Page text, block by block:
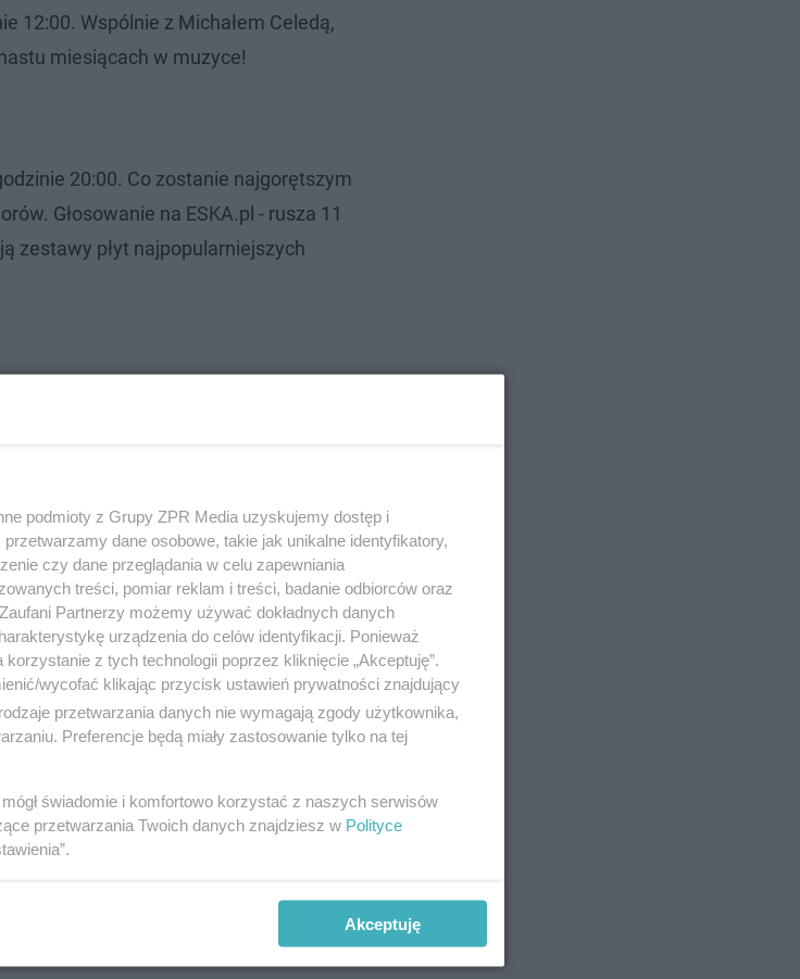
12:00. Wspólnie z Michałem Celedą,
miesiącach w muzyce!
20:00. Co zostanie najgorętszym
Głosowanie na ESKA.pl - rusza 11
zestawy płyt najpopularniejszych
które trzeba znać!
odkryjecie w jednym miejscu! Podrzucamy
podmioty z Grupy ZPR Media uzyskujemy dostęp i
dane osobowe, takie jak unikalne identyfikatory,
czy dane przeglądania w celu zapewniania
treści, pomiar reklam i treści, badanie odbiorców oraz
Partnerzy możemy używać dokładnych danych
urządzenia do celów identyfikacji. Ponieważ
z tych technologii poprzez kliknięcie „Akceptuję”.
wycofać klikając przycisk ustawień prywatności znajdujący
przetwarzania danych nie wymagają zgody użytkownika,
Preferencje będą miały zastosowanie tylko na tej
świadomie i komfortowo korzystać z naszych serwisów
przetwarzania Twoich danych znajdziesz w Polityce
Akceptuję